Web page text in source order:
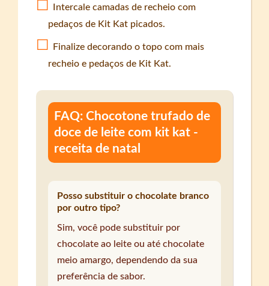
Intercale camadas de recheio com
pedaços de Kit Kat picados.
Finalize decorando o topo com mais
recheio e pedaços de Kit Kat.
FAQ: Chocotone trufado de
doce de leite com kit kat -
receita de natal
Posso substituir o chocolate branco
por outro tipo?
Sim, você pode substituir por
chocolate ao leite ou até chocolate
meio amargo, dependendo da sua
preferência de sabor.